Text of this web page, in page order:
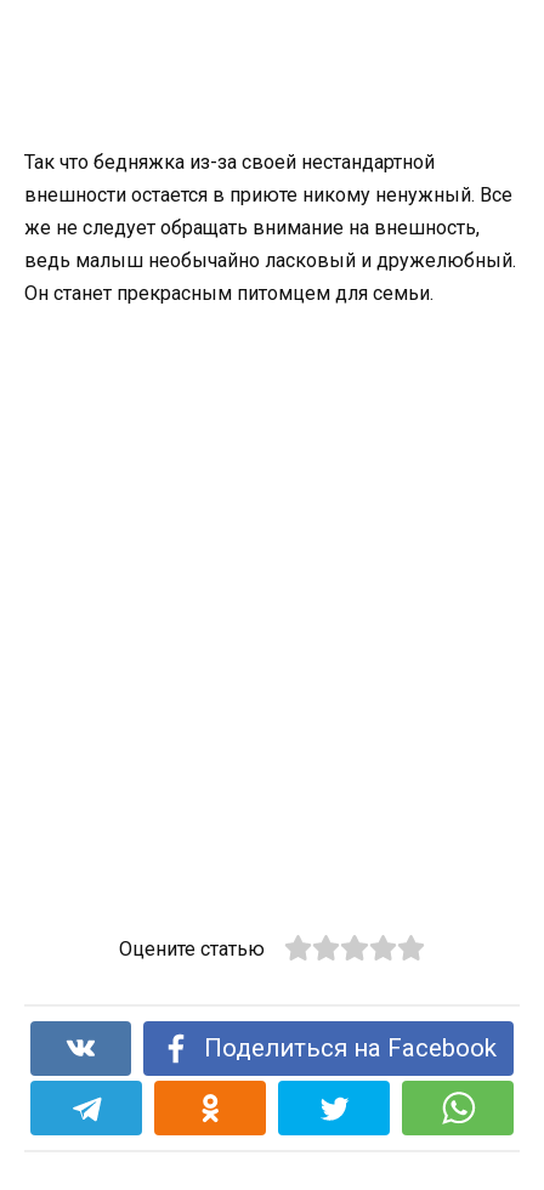
Так что бедняжка из-за своей нестандартной
внешности остается в приюте никому ненужный. Все
же не следует обращать внимание на внешность,
ведь малыш необычайно ласковый и дружелюбный.
Он станет прекрасным питомцем для семьи.
Оцените статью
Поделиться на Facebook